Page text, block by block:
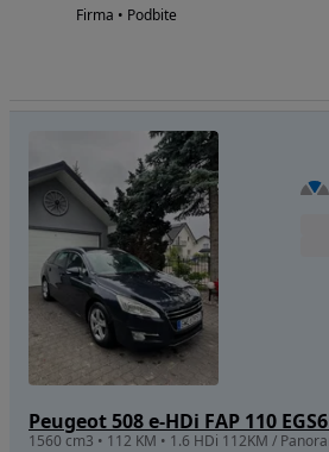
Firma • Podbite
Peugeot 508 e-HDi FAP 110